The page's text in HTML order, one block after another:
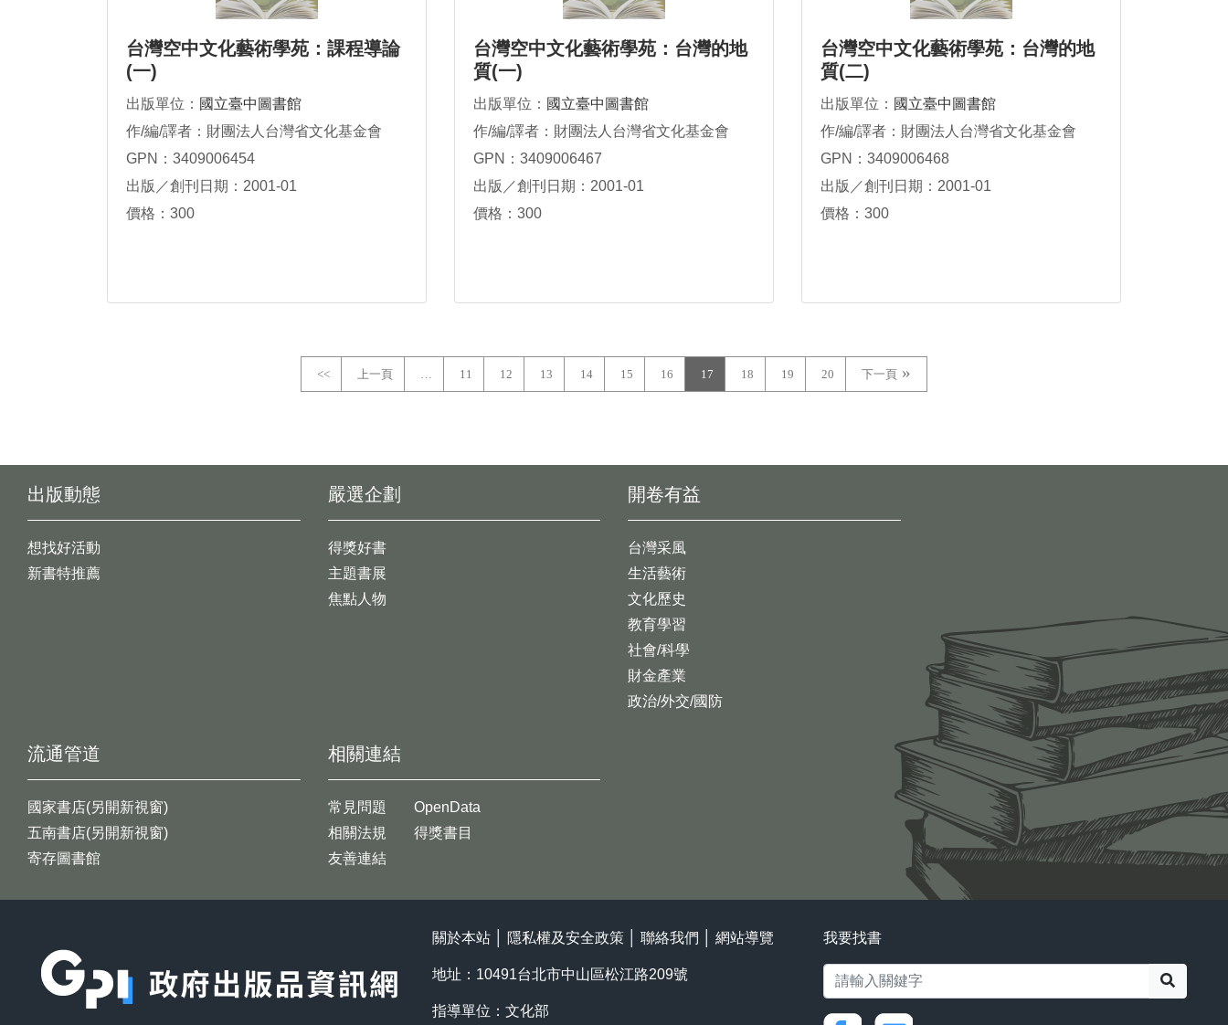
台灣空中文化藝術學苑：課程導論
(一)
出版單位： 國立臺中圖書館
作/編/譯者：財團法人台灣省文化基金會
GPN：3409006454
出版／創刊日期：2001-01
價格：300
台灣空中文化藝術學苑：台灣的地
質(一)
出版單位： 國立臺中圖書館
作/編/譯者：財團法人台灣省文化基金會
GPN：3409006467
出版／創刊日期：2001-01
價格：300
台灣空中文化藝術學苑：台灣的地
質(二)
出版單位： 國立臺中圖書館
作/編/譯者：財團法人台灣省文化基金會
GPN：3409006468
出版／創刊日期：2001-01
價格：300
<< 上一頁 … 11 12 13 14 15 16 17 18 19 20 下一頁
出版動態
想找好活動
新書特推薦
開卷有益
台灣采風
生活藝術
文化歷史
教育學習
社會/科學
財金產業
政治/外交/國防
嚴選企劃
得獎好書
主題書展
焦點人物
流通管道
國家書店(另開新視窗)
五南書店(另開新視窗)
寄存圖書館
相關連結
常見問題
相關法規
友善連結
OpenData
得獎書目
關於本站 隱私權及安全政策 聯絡我們 網站導覽
地址：10491台北市中山區松江路209號
指導單位：文化部
我要找書